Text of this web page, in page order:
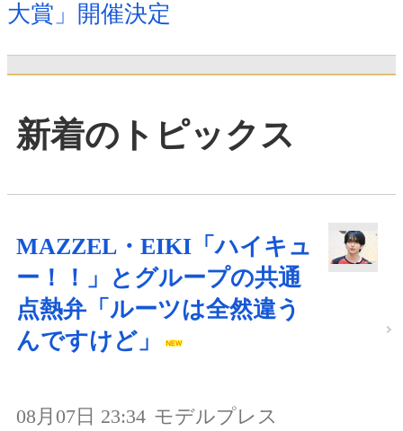
大賞」開催決定
新着のトピックス
MAZZEL・EIKI「ハイキュ
ー！！」とグループの共通
点熱弁「ルーツは全然違う
んですけど」
08月07日 23:34 モデルプレス